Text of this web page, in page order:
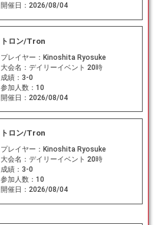
開催日： 2026/08/04
トロン/Tron
プレイヤー： Kinoshita Ryosuke
大会名： デイリーイベント 20時
成績： 3-0
参加人数： 10
開催日： 2026/08/04
トロン/Tron
プレイヤー： Kinoshita Ryosuke
大会名： デイリーイベント 20時
成績： 3-0
参加人数： 10
開催日： 2026/08/04